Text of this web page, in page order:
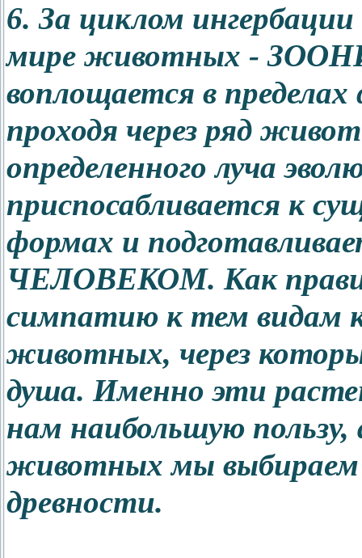
6. За циклом
мире животных -
воплощается в
проходя через ряд
определенного луча
приспосабливается к
формах и
ЧЕЛОВЕКОМ. Как
симпатию к тем видам
животных, через
душа. Именно эти
нам наибольшую
животных мы
древности.